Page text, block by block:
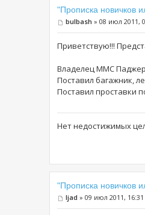
"Прописка новичков
bulbash » 08 июл 2011,
Приветствую!!!
Владелец ММС
Поставил багажник,
Поставил проставки
Нет недостижимых
"Прописка новичков
ljad » 09 июл 2011, 16:31